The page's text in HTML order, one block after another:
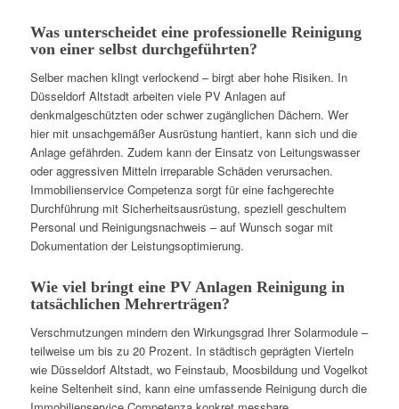
Was unterscheidet eine professionelle Reinigung
von einer selbst durchgeführten?
Selber machen klingt verlockend – birgt aber hohe Risiken. In
Düsseldorf Altstadt arbeiten viele PV Anlagen auf
denkmalgeschützten oder schwer zugänglichen Dächern. Wer
hier mit unsachgemäßer Ausrüstung hantiert, kann sich und die
Anlage gefährden. Zudem kann der Einsatz von Leitungswasser
oder aggressiven Mitteln irreparable Schäden verursachen.
Immobilienservice Competenza sorgt für eine fachgerechte
Durchführung mit Sicherheitsausrüstung, speziell geschultem
Personal und Reinigungsnachweis – auf Wunsch sogar mit
Dokumentation der Leistungsoptimierung.
Wie viel bringt eine PV Anlagen Reinigung in
tatsächlichen Mehrerträgen?
Verschmutzungen mindern den Wirkungsgrad Ihrer Solarmodule –
teilweise um bis zu 20 Prozent. In städtisch geprägten Vierteln
wie Düsseldorf Altstadt, wo Feinstaub, Moosbildung und Vogelkot
keine Seltenheit sind, kann eine umfassende Reinigung durch die